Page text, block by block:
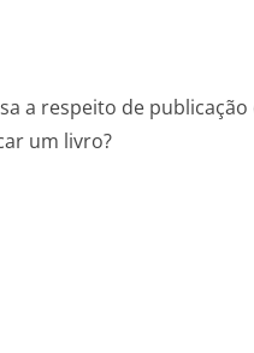
a respeito de
um livro?